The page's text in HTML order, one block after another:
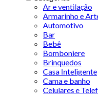
Ar e ventilação
Armarinho e
Automotivo
Bar
Bebê
Bomboniere
Brinquedos
Casa Inteligente
Cama e banho
Celulares e